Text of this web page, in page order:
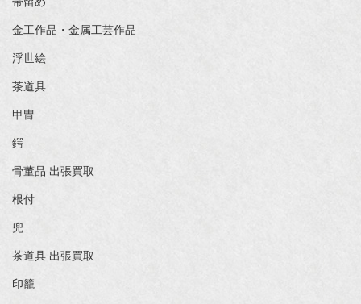
金工作品・金属工芸作品
浮世絵
茶道具
甲冑
鍔
骨董品 出張買取
根付
兜
茶道具 出張買取
印籠